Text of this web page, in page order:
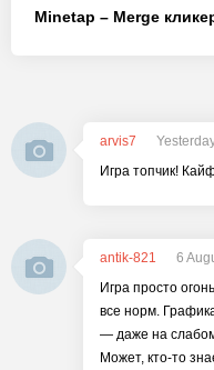
Minetap – Merge
arvis7
Игра топчик!
antik-821
6
Игра просто
все норм.
— даже на слабом
Может, кто-то